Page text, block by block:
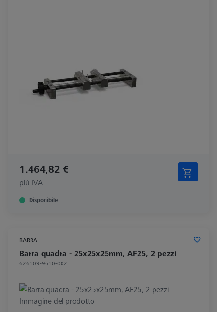
1.464,82 €
più IVA
Disponibile
BARRA
Barra quadra - 25x25x25mm, AF25, 2 pezzi
626109-9610-002